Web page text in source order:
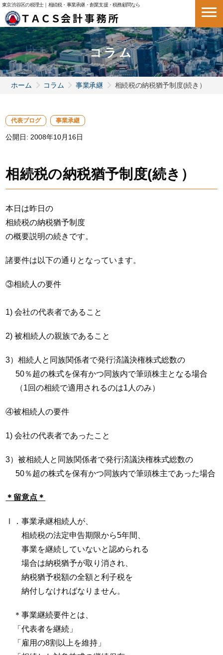
東京渋谷区の税理士｜相続税・事業承継・創業支援・税務顧問なら
コラム
ホーム コラム 事業承継 相続税の納税猶予制度(続き）
代表ブログ 事業承継
公開日: 2008年10月16日
相続税の納税猶予制度(続き）
本日は昨日の
相続税の納税猶予制度
の概要説明の続きです。
諸要件は以下の通りとなっています。
③相続人の要件
1) 会社の代表者であること
2) 被相続人の親族であること
3）相続人と同族関係者で発行済議決権株式総数の
50％超の株式を保有かつ同族内で筆頭株主となる場合
（1回の相続で適用されるのは1人のみ）
④被相続人の要件
1) 会社の代表者であったこと
3）被相続人と同族関係者で発行済議決権株式総数の
50％超の株式を保有かつ同族内で筆頭株主であった場合
＊留意点＊
Ⅰ．事業承継相続人が、
相続税の法定申告期限から5年間、
事業を継続していないと認められる
場合は納税猶予が取り消され、
納税猶予税額の全額と利子税を
納付しなければなりません。
＊事業継続要件とは、
「代表者を継続」
「雇用の8割以上を維持」